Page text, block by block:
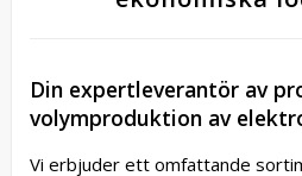
Din expertleverantör av
volymproduktion av
Vi erbjuder ett omfattande